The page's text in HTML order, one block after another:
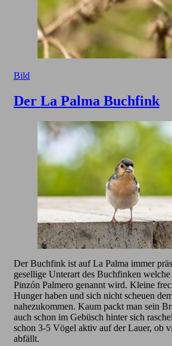
Bild
Der La Palma Buchfink
Der Buchfink ist auf La Palma immer
gesellige Unterart des Buchfinken
Pinzón Palmero genannt wird. Kleine
Hunger haben und sich nicht scheuen
nahezukommen. Kaum packt man sein
auch schon im Gebüsch hinter sich
schon 3-5 Vögel aktiv auf der Lauer, ob
abfällt.